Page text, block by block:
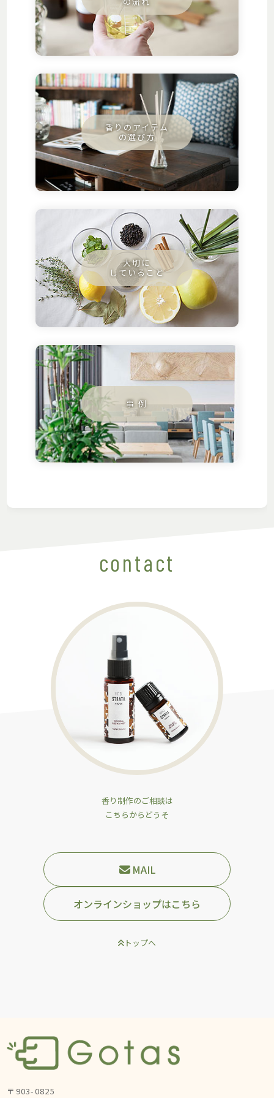
contact
香り制作のご相談は
こちらからどうそ
MAIL
オンラインショップはこちら
トップへ
〒903-0825